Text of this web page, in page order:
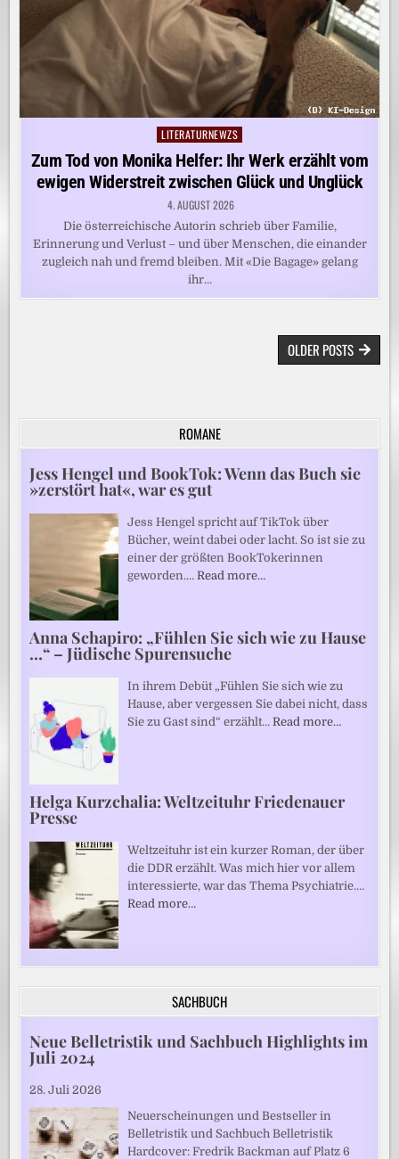
Posted
in
LITERATURNEWZS
Zum Tod von Monika Helfer: Ihr Werk erzählt vom
ewigen Widerstreit zwischen Glück und Unglück
4. AUGUST 2026
Die österreichische Autorin schrieb über Familie,
Erinnerung und Verlust – und über Menschen, die einander
zugleich nah und fremd bleiben. Mit «Die Bagage» gelang
ihr…
BEITRAGSNAVIGATIONOLDER POSTS
ROMANE
Jess Hengel und BookTok: Wenn das Buch sie
»zerstört hat«, war es gut
Jess Hengel spricht auf TikTok über
Bücher, weint dabei oder lacht. So ist sie zu
einer der größten BookTokerinnen
geworden.…Read more…
Anna Schapiro: „Fühlen Sie sich wie zu Hause
…“ – Jüdische Spurensuche
In ihrem Debüt „Fühlen Sie sich wie zu
Hause, aber vergessen Sie dabei nicht, dass
Sie zu Gast sind“ erzählt…Read more…
Helga Kurzchalia: Weltzeituhr Friedenauer
Presse
Weltzeituhr ist ein kurzer Roman, der über
die DDR erzählt. Was mich hier vor allem
interessierte, war das Thema Psychiatrie.…
Read more…
SACHBUCH
Neue Belletristik und Sachbuch Highlights im
Juli 2024
28. Juli 2026
Neuerscheinungen und Bestseller in
Belletristik und Sachbuch Belletristik
Hardcover: Fredrik Backman auf Platz 6